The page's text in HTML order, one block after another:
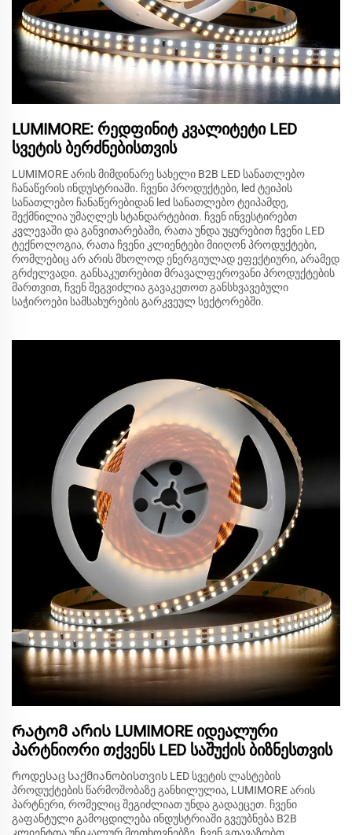
LUMIMORE: რედფინიტ კვალიტეტი LED
სვეტის ბერძნებისთვის
LUMIMORE არის მიმდინარე სახელი B2B LED სანათლებო
ჩანაწერის ინდუსტრიაში. ჩვენი პროდუქტები, led ტეიპის
სანათლებო ჩანაწერებიდან led სანათლებო ტეიპამდე,
შექმნილია უმაღლეს სტანდარტებით. ჩვენ ინვესტირებთ
კვლევაში და განვითარებაში, რათა უნდა უყურებით ჩვენი LED
ტექნოლოგია, რათა ჩვენი კლიენტები მიიღონ პროდუქტები,
რომლებიც არ არის მხოლოდ ენერგიულად ეფექტიური, არამედ
გრძელვადი. განსაკუთრებით მრავალფეროვანი პროდუქტების
მართვით, ჩვენ შეგვიძლია გავაკეთოთ განსხვავებული
საჭიროები სამსახურების გარკვეულ სექტორებში.
Რატომ არის LUMIMORE იდეალური
პარტნიორი თქვენს LED საშუქის ბიზნესთვის
Როდესაც საქმიანობისთვის LED სვეტის ლასტების
პროდუქტების წარმოშობაზე განხილულია, LUMIMORE არის
პარტნერი, რომელიც შეგიძლიათ უნდა გადაეცეთ. ჩვენი
გაფანტული გამოცდილება ინდუსტრიაში გვეუბნება B2B
კლიენტთა უნიკალურ მოთხოვნებზე. ჩვენ გთავაზობთ